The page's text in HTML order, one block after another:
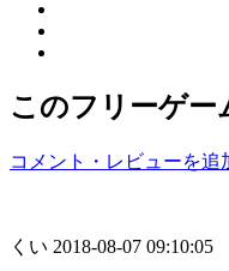
このフリーゲー
コメント・レビューを追
くい 2018-08-07 09:10:05